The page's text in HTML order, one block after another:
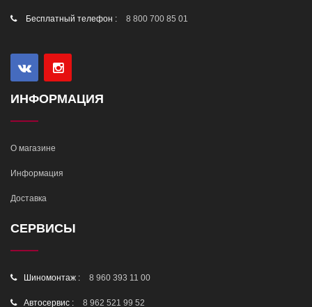
Бесплатный телефон : 8 800 700 85 01
ИНФОРМАЦИЯ
О магазине
Информация
Доставка
СЕРВИСЫ
Шиномонтаж : 8 960 393 11 00
Автосервис : 8 962 521 99 52